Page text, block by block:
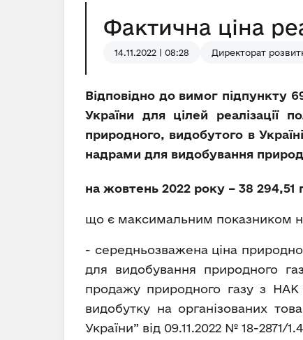
Фактична ціна
14.11.2022 | 08:28 Директорат
Відповідно до вимог підпункту
України для цілей реалізації
природного, видобутого в
надрами для видобування
на жовтень 2022 року – 38 294,51
що є максимальним показником
- середньозважена ціна
для видобування природного
продажу природного газу з НАК
видобутку на організованих
України” від 09.11.2022 № 18-2871/